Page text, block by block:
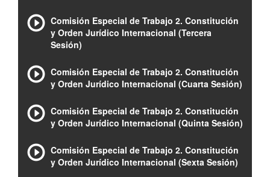
Comisión Especial de Trabajo 2. Constitución
y Orden Jurídico Internacional (Tercera
Sesión)
Comisión Especial de Trabajo 2. Constitución
y Orden Jurídico Internacional (Cuarta Sesión)
Comisión Especial de Trabajo 2. Constitución
y Orden Jurídico Internacional (Quinta Sesión)
Comisión Especial de Trabajo 2. Constitución
y Orden Jurídico Internacional (Sexta Sesión)